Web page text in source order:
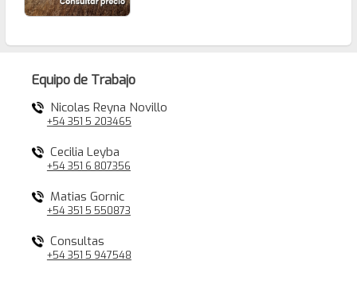
Equipo de Trabajo
Nicolas Reyna Novillo
+54 351 5 203465
Cecilia Leyba
+54 351 6 807356
Matias Gornic
+54 351 5 550873
Consultas
+54 351 5 947548